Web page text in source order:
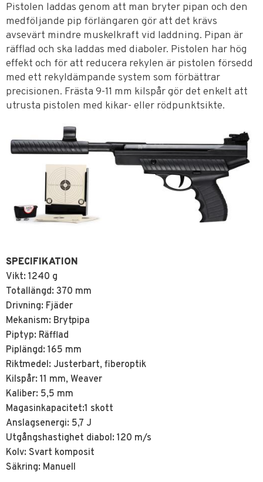
Pistolen laddas genom att man bryter pipan och den
medföljande pip förlängaren gör att det krävs
avsevärt mindre muskelkraft vid laddning. Pipan är
räfflad och ska laddas med diaboler. Pistolen har hög
effekt och för att reducera rekylen är pistolen försedd
med ett rekyldämpande system som förbättrar
precisionen. Frästa 9-11 mm kilspår gör det enkelt att
utrusta pistolen med kikar- eller rödpunktsikte.
SPECIFIKATION
Vikt: 1240 g
Totallängd: 370 mm
Drivning: Fjäder
Mekanism: Brytpipa
Piptyp: Räfflad
Piplängd: 165 mm
Riktmedel: Justerbart, fiberoptik
Kilspår: 11 mm, Weaver
Kaliber: 5,5 mm
Magasinkapacitet:1 skott
Anslagsenergi: 5,7 J
Utgångshastighet diabol: 120 m/s
Kolv: Svart komposit
Säkring: Manuell